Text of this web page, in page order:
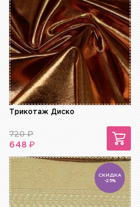
Трикотаж Диско
720₽
648 ₽
СКИДКА
-25%